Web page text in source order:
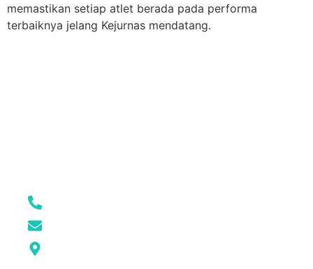
memastikan setiap atlet berada pada performa
terbaiknya jelang Kejurnas mendatang.